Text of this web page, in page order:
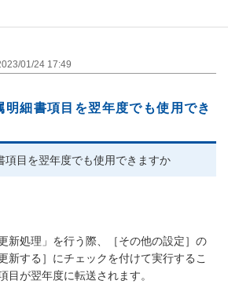
01/24 17:49
明細書項目を翌年度でも使用でき
項目を翌年度でも使用できますか
新処理」を行う際、［その他の設定］の
新する］にチェックを付けて実行するこ
目が翌年度に転送されます。